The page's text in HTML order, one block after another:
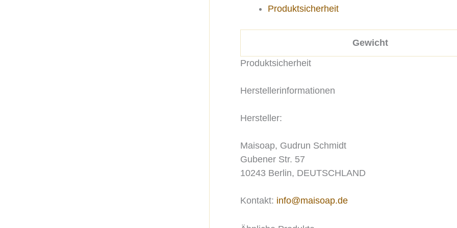
Produktsicherheit
Gewicht
Produktsicherheit
Herstellerinformationen
Hersteller:
Maisoap, Gudrun Schmidt
Gubener Str. 57
10243 Berlin, DEUTSCHLAND
Kontakt: info@maisoap.de